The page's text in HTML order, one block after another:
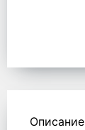
Описание